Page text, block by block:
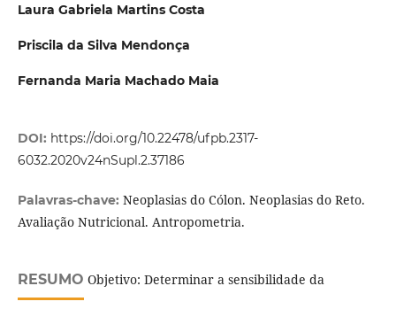
Laura Gabriela Martins Costa
Priscila da Silva Mendonça
Fernanda Maria Machado Maia
DOI: https://doi.org/10.22478/ufpb.2317-
6032.2020v24nSupl.2.37186
Palavras-chave: Neoplasias do Cólon. Neoplasias do Reto.
Avaliação Nutricional. Antropometria.
RESUMO Objetivo: Determinar a sensibilidade da